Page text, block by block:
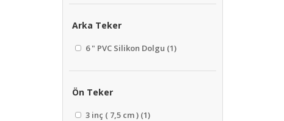
Arka Teker
6 " PVC Silikon Dolgu (1)
Ön Teker
3 inç ( 7,5 cm ) (1)